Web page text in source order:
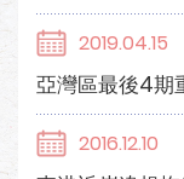
2019.04.15
亞灣區最後4期
2016.12.10